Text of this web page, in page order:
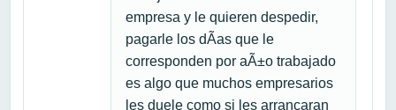
empresa y le quieren despedir,
pagarle los dÃ­as que le
corresponden por aÃ±o trabajado
es algo que muchos empresarios
les duele como si les arrancaran